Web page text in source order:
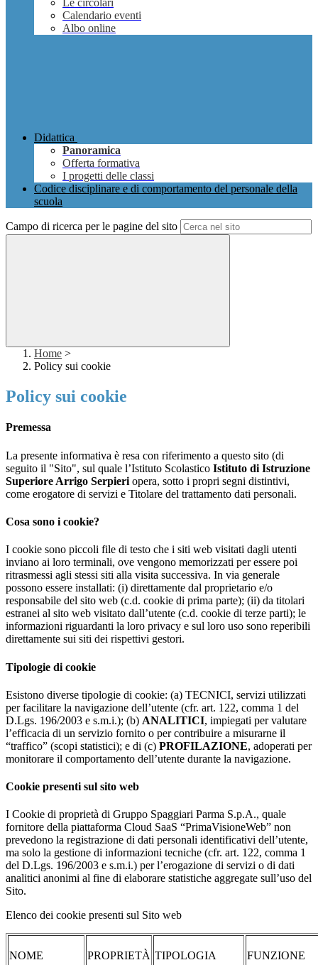
Le circolari
Calendario eventi
Albo online
Didattica
Panoramica
Offerta formativa
I progetti delle classi
Codice disciplinare e di comportamento del personale della
scuola
Campo di ricerca per le pagine del sito
Home >
Policy sui cookie
Policy sui cookie
Premessa
La presente informativa è resa con riferimento a questo sito (di
seguito il "Sito", sul quale l’Istituto Scolastico Istituto di Istruzione
Superiore Arrigo Serpieri opera, sotto i propri segni distintivi,
come erogatore di servizi e Titolare del trattamento dati personali.
Cosa sono i cookie?
I cookie sono piccoli file di testo che i siti web visitati dagli utenti
inviano ai loro terminali, ove vengono memorizzati per essere poi
ritrasmessi agli stessi siti alla visita successiva. In via generale
possono essere installati: (i) direttamente dal proprietario e/o
responsabile del sito web (c.d. cookie di prima parte); (ii) da titolari
estranei al sito web visitato dall’utente (c.d. cookie di terze parti); le
informazioni riguardanti la loro privacy e sul loro uso sono reperibili
direttamente sui siti dei rispettivi gestori.
Tipologie di cookie
Esistono diverse tipologie di cookie: (a) TECNICI, servizi utilizzati
per facilitare la navigazione dell’utente (cfr. art. 122, comma 1 del
D.Lgs. 196/2003 e s.m.i.); (b) ANALITICI, impiegati per valutare
l’efficacia di un servizio fornito o per contribuire a misurarne il
“traffico” (scopi statistici); e di (c) PROFILAZIONE, adoperati per
monitorare il comportamento dell’utente durante la navigazione.
Cookie presenti sul sito web
I Cookie di proprietà di Gruppo Spaggiari Parma S.p.A., quale
fornitore della piattaforma Cloud SaaS “PrimaVisioneWeb” non
prevedono la registrazione di dati personali identificativi dell’utente,
ma solo la gestione di informazioni tecniche (cfr. art. 122, comma 1
del D.Lgs. 196/2003 e s.m.i.) per l’erogazione di servizi o di dati
analitici anonimi al fine di elaborare statistiche aggregate sull’uso del
Sito.
Elenco dei cookie presenti sul Sito web
NOME PROPRIETÀ TIPOLOGIA FUNZIONE